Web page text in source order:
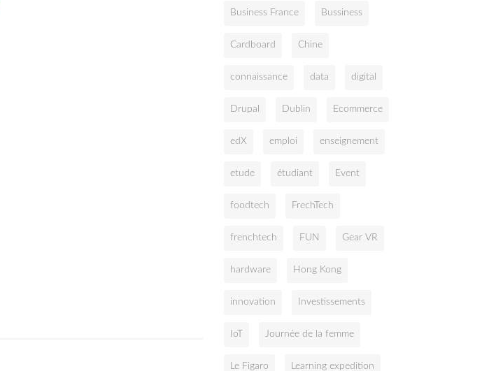
Business France Bussiness
Cardboard Chine
connaissance data digital
Drupal Dublin Ecommerce
edX emploi enseignement
etude étudiant Event
foodtech FrechTech
frenchtech FUN Gear VR
hardware Hong Kong
innovation Investissements
IoT Journée de la femme
Le Figaro Learning expedition